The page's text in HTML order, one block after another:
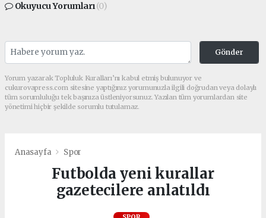
Okuyucu Yorumları(0)
Gönder
Yorum yazarak Topluluk Kuralları’nı kabul etmiş bulunuyor ve
cukurovapress.com sitesine yaptığınız yorumunuzla ilgili doğrudan veya dolaylı
tüm sorumluluğu tek başınıza üstleniyorsunuz. Yazılan tüm yorumlardan site
yönetimi hiçbir şekilde sorumlu tutulamaz.
Anasayfa Spor
Futbolda yeni kurallar
gazetecilere anlatıldı